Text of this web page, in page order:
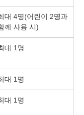
대 4명(어린이 2명과
께 사용 시)
대 1명
대 1명
대 1명